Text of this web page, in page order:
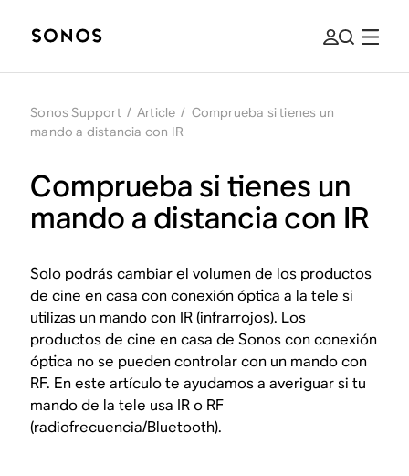
Sonos Support / Article / Comprueba si tienes un
mando a distancia con IR
Comprueba si tienes un
mando a distancia con IR
Solo podrás cambiar el volumen de los productos
de cine en casa con conexión óptica a la tele si
utilizas un mando con IR (infrarrojos). Los
productos de cine en casa de Sonos con conexión
óptica no se pueden controlar con un mando con
RF. En este artículo te ayudamos a averiguar si tu
mando de la tele usa IR o RF
(radiofrecuencia/Bluetooth).